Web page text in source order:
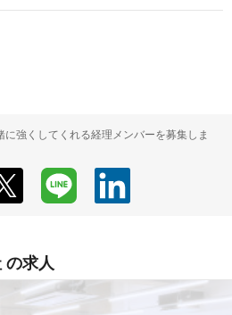
強くしてくれる経理メンバーを募集しま
の求人